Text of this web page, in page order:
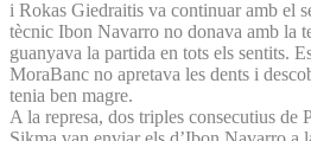
i Rokas Giedraitis va continuar amb el
tècnic Ibon Navarro no donava amb la
guanyava la partida en tots els sentits.
MoraBanc no apretava les dents i
tenia ben magre.
A la represa, dos triples consecutius de